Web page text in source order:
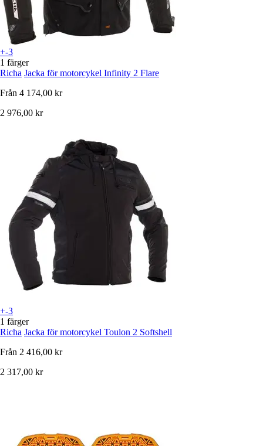
+-3
1 färger
Richa Jacka för motorcykel Infinity 2 Flare
Från 4 174,00 kr
2 976,00 kr
+-3
1 färger
Richa Jacka för motorcykel Toulon 2 Softshell
Från 2 416,00 kr
2 317,00 kr